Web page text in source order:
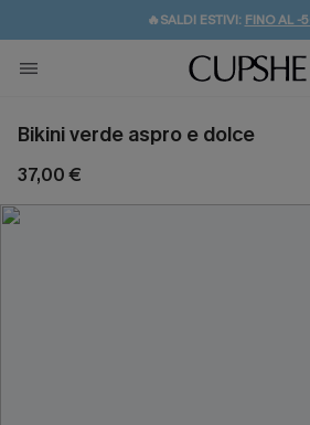
🔥SALDI ESTIVI: FINO AL -
🚚SPEDIZIONE GRATUITA
💌REGALO PER I NUOVI: 20%
Bikini verde aspro e dolce
37,00 €